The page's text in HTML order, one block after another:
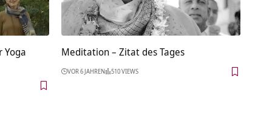
Yoga
Meditation – Zitat des Tages
VOR 6 JAHREN 510 VIEWS